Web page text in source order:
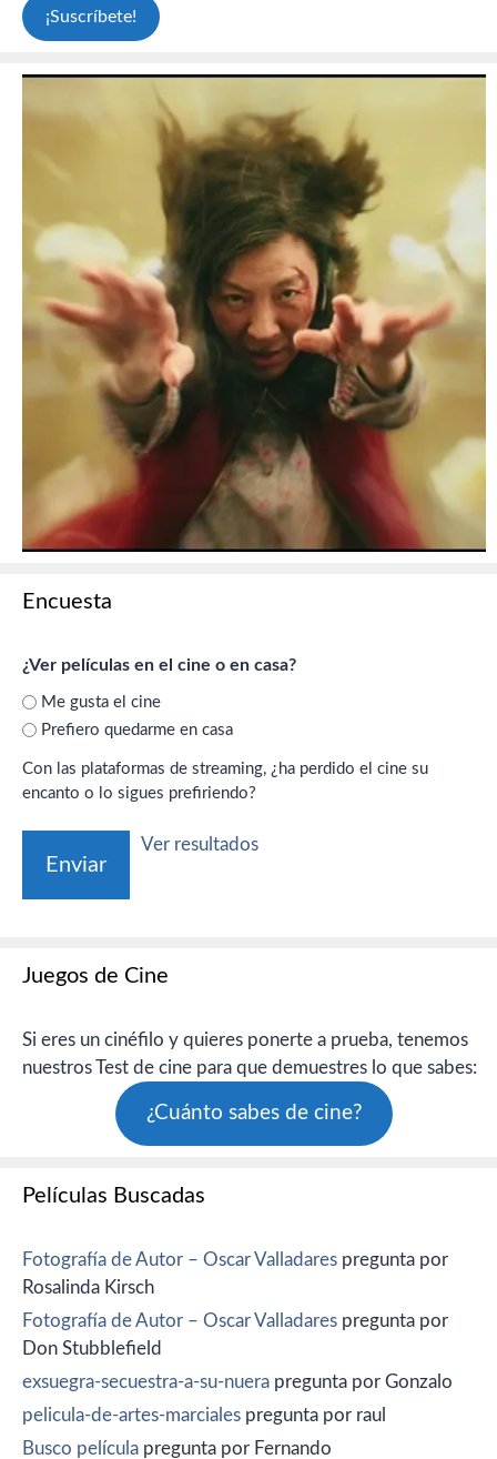
Encuesta
¿Ver películas en el cine o en casa?
Me gusta el cine
Prefiero quedarme en casa
Con las plataformas de streaming, ¿ha perdido el cine su
encanto o lo sigues prefiriendo?
Ver resultados
Juegos de Cine
Si eres un cinéfilo y quieres ponerte a prueba, tenemos
nuestros Test de cine para que demuestres lo que sabes:
¿Cuánto sabes de cine?
Películas Buscadas
Fotografía de Autor – Oscar Valladares pregunta por
Rosalinda Kirsch
Fotografía de Autor – Oscar Valladares pregunta por
Don Stubblefield
exsuegra-secuestra-a-su-nuera pregunta por Gonzalo
pelicula-de-artes-marciales pregunta por raul
Busco película pregunta por Fernando